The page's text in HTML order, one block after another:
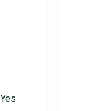
Yes